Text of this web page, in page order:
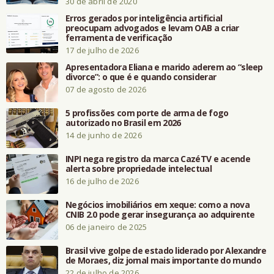
Erros gerados por inteligência artificial
preocupam advogados e levam OAB a criar
ferramenta de verificação
17 de julho de 2026
Apresentadora Eliana e marido aderem ao “sleep
divorce”: o que é e quando considerar
07 de agosto de 2026
5 profissões com porte de arma de fogo
autorizado no Brasil em 2026
14 de junho de 2026
INPI nega registro da marca CazéTV e acende
alerta sobre propriedade intelectual
16 de julho de 2026
Negócios imobiliários em xeque: como a nova
CNIB 2.0 pode gerar insegurança ao adquirente
06 de janeiro de 2025
Brasil vive golpe de estado liderado por Alexandre
de Moraes, diz jornal mais importante do mundo